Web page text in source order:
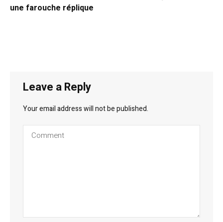
une farouche réplique
Leave a Reply
Your email address will not be published.